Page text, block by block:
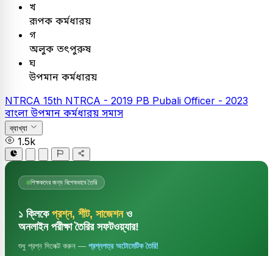
খ
রূপক কর্মধারয়
গ
অলুক তৎপুরুষ
ঘ
উপমান কর্মধারয়
NTRCA 15th NTRCA - 2019 PB Pubali Officer - 2023
বাংলাউপমান কর্মধারয় সমাস
ব্যাখ্যা
1.5k
শিক্ষকদের জন্য বিশেষভাবে তৈরি
১ ক্লিকে প্রশ্ন, শীট, সাজেশনও
অনলাইন পরীক্ষা তৈরির সফটওয়্যার!
শুধু প্রশ্ন সিলেক্ট করুন — প্রশ্নপত্র অটোমেটিক তৈরি!